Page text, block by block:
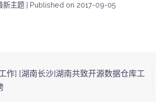
新主题 Published on 2017-09-05
作] [湖南长沙]湖南共致开源数据仓库工